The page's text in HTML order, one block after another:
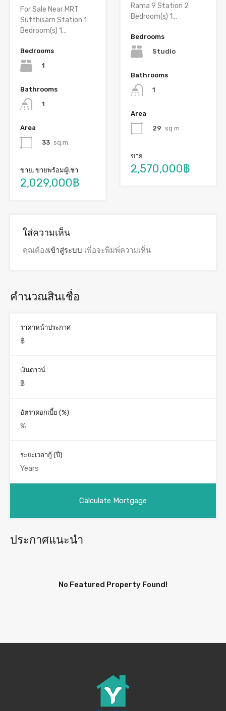
For Sale Near MRT
Sutthisarn Station 1
Bedroom(s) 1…
Bedrooms
1
Bathrooms
1
Area
33 sq.m.
ขาย, ขายพร้อมผู้เช่า
2,029,000฿
Rama 9 Station 2
Bedroom(s) 1…
Bedrooms
Studio
Bathrooms
1
Area
29 sq m
ขาย
2,570,000฿
ใส่ความเห็น
คุณต้องเข้าสู่ระบบ เพื่อจะพิมพ์ความเห็น
คำนวณสินเชื่อ
ราคาหน้าประกาศ
เงินดาวน์
อัตราดอกเบี้ย (%)
ระยะเวลากู้ (ปี)
ประกาศแนะนำ
No Featured Property Found!